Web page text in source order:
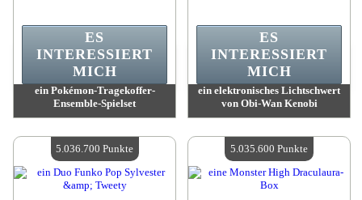
ein Pokémon-Tragekoffer-
Ensemble-Spielset
Verfügbare Menge:4
ES
INTERESSIERT
MICH
ein elektronisches Lichtschwert
von Obi-Wan Kenobi
Verfügbare Menge:4
ES
INTERESSIERT
MICH
5.036.700 Punkte 5.035.600 Punkte